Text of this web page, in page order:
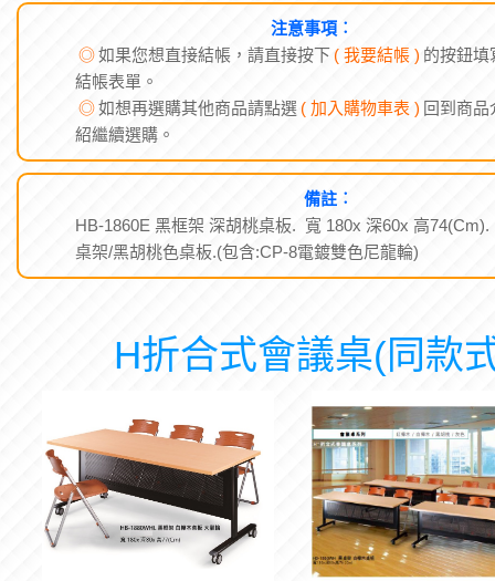
注意事項︰
◎如果您想直接結帳，請直接按下 ( 我要結帳 ) 的按鈕填
結帳表單。
◎如想再選購其他商品請點選 ( 加入購物車表 ) 回到商品
紹繼續選購。
備註︰
HB-1860E 黑框架 深胡桃桌板. 寬 180x 深60x 高
桌架/黑胡桃色桌板.(包含:CP-8電鍍雙色尼龍輪)
H折合式會議桌(同款